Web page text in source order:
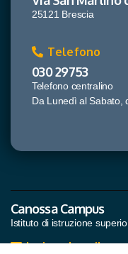
25121 Brescia
Telefono
030 29753
Telefono centralino
Da Lunedì al Sabato,
Canossa Campus
Istituto di istruzione
Invia un'email